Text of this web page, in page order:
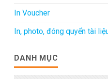
In Voucher
In, photo, đóng quyển tài
DANH MỤC